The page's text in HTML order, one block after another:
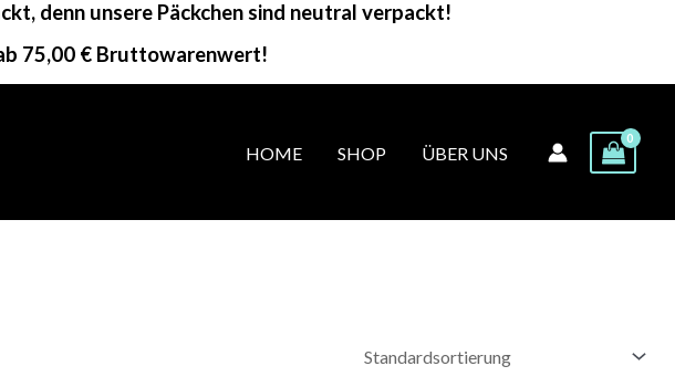
denn unsere Päckchen sind neutral verpackt!
75,00 € Bruttowarenwert!
HOME SHOP ÜBER UNS